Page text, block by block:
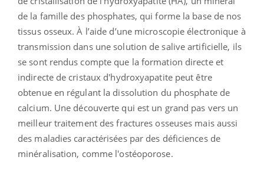
de la famille des phosphates, qui forme la base de nos
tissus osseux. À l’aide d’une microscopie électronique à
transmission dans une solution de salive artificielle, ils
se sont rendus compte que la formation directe et
indirecte de cristaux d'hydroxyapatite peut être
obtenue en régulant la dissolution du phosphate de
calcium. Une découverte qui est un grand pas vers un
meilleur traitement des fractures osseuses mais aussi
des maladies caractérisées par des déficiences de
minéralisation, comme l'ostéoporose.